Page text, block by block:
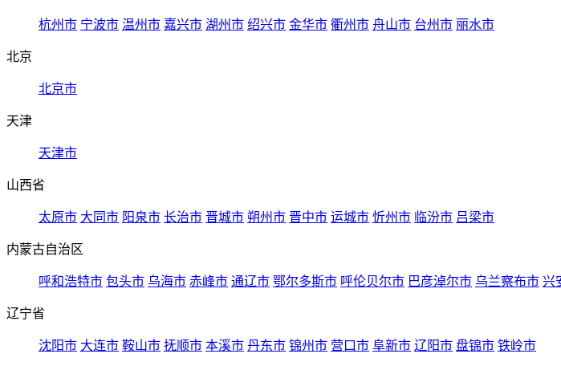
杭州市 宁波市 温州市 嘉兴市 湖州市 绍兴市 金华市 衢州市 舟山市 台州市 丽水市
北京
北京市
天津
天津市
山西省
太原市 大同市 阳泉市 长治市 晋城市 朔州市 晋中市 运城市 忻州市 临汾市 吕梁市
内蒙古自治区
呼和浩特市 包头市 乌海市 赤峰市 通辽市 鄂尔多斯市 呼伦贝尔市 巴彦淖尔市 乌兰察布市 兴
辽宁省
沈阳市 大连市 鞍山市 抚顺市 本溪市 丹东市 锦州市 营口市 阜新市 辽阳市 盘锦市 铁岭市